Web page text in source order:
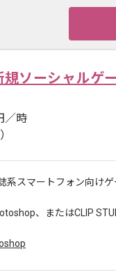
規ソーシャルゲ
／時
系スマートフォン向け
、またはCLIP